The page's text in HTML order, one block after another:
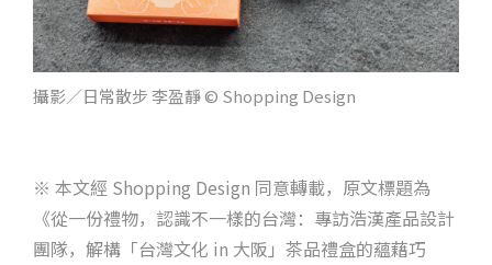
攝影／日常散步 李盈靜 © Shopping Design
※ 本文經 Shopping Design 同意轉載，原文標題為
《從一份禮物，認識不一樣的台灣：專訪浩漢產品設計
團隊，解構「台灣文化 in 大阪」茶品禮盒的蘊藉巧